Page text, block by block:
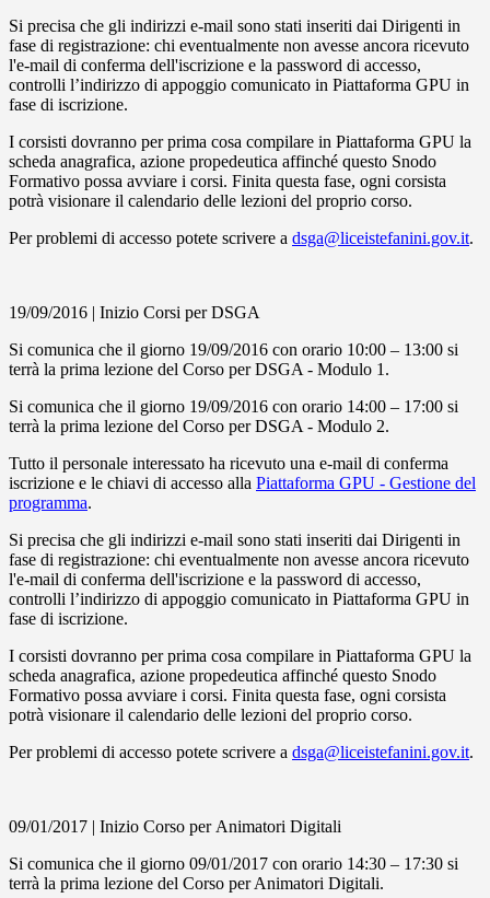
Si precisa che gli indirizzi e-mail sono stati inseriti dai Dirigenti in
fase di registrazione: chi eventualmente non avesse ancora ricevuto
l'e-mail di conferma dell'iscrizione e la password di accesso,
controlli l’indirizzo di appoggio comunicato in Piattaforma GPU in
fase di iscrizione.
I corsisti dovranno per prima cosa compilare in Piattaforma GPU la
scheda anagrafica, azione propedeutica affinché questo Snodo
Formativo possa avviare i corsi. Finita questa fase, ogni corsista
potrà visionare il calendario delle lezioni del proprio corso.
Per problemi di accesso potete scrivere a dsga@liceistefanini.gov.it.
19/09/2016 | Inizio Corsi per DSGA
Si comunica che il giorno 19/09/2016 con orario 10:00 – 13:00 si
terrà la prima lezione del Corso per DSGA - Modulo 1.
Si comunica che il giorno 19/09/2016 con orario 14:00 – 17:00 si
terrà la prima lezione del Corso per DSGA - Modulo 2.
Tutto il personale interessato ha ricevuto una e-mail di conferma
iscrizione e le chiavi di accesso alla Piattaforma GPU - Gestione del
programma.
Si precisa che gli indirizzi e-mail sono stati inseriti dai Dirigenti in
fase di registrazione: chi eventualmente non avesse ancora ricevuto
l'e-mail di conferma dell'iscrizione e la password di accesso,
controlli l’indirizzo di appoggio comunicato in Piattaforma GPU in
fase di iscrizione.
I corsisti dovranno per prima cosa compilare in Piattaforma GPU la
scheda anagrafica, azione propedeutica affinché questo Snodo
Formativo possa avviare i corsi. Finita questa fase, ogni corsista
potrà visionare il calendario delle lezioni del proprio corso.
Per problemi di accesso potete scrivere a dsga@liceistefanini.gov.it.
09/01/2017 | Inizio Corso per Animatori Digitali
Si comunica che il giorno 09/01/2017 con orario 14:30 – 17:30 si
terrà la prima lezione del Corso per Animatori Digitali.